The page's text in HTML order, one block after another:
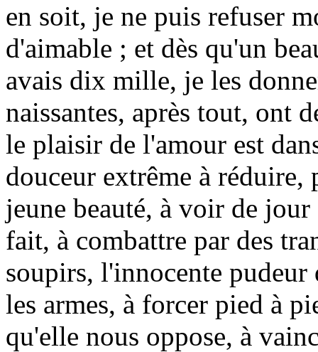
en soit, je ne puis refuser
d'aimable ; et dès qu'un
avais dix mille, je les
naissantes, après tout, ont
le plaisir de l'amour est
douceur extrême à
jeune beauté, à voir de
fait, à combattre par des
soupirs, l'innocente pudeur
les armes, à forcer pied à
qu'elle nous oppose, à